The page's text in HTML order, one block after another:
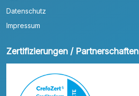
Datenschutz
Impressum
Zertifizierungen / Partnerschaften